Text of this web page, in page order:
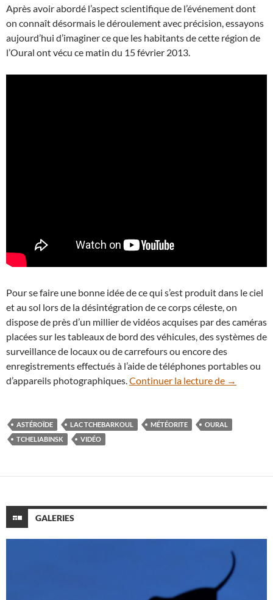
Après avoir abordé l’aspect scientifique de l’événement dont
on connaît désormais le déroulement avec précision, essayons
aujourd’hui d’imaginer ce que les habitants de cette région de
l’Oural ont vécu ce matin du 15 février 2013.
Pour se faire une bonne idée de ce qui s’est produit dans le ciel
et au sol lors de la désintégration de ce corps céleste, on
dispose de près d’un millier de vidéos acquises par des caméras
placées sur les tableaux de bord des véhicules, des systèmes de
surveillance de locaux ou de carrefours ou encore des
enregistrements effectués à l’aide de téléphones portables ou
d’appareils photographiques.Continuer la lecture de En vidéo :
→
ASTÉROÏDE LAC TCHEBARKOUL MÉTÉORITE
OURAL
TCHELIABINSK
VIDÉO
GALERIES